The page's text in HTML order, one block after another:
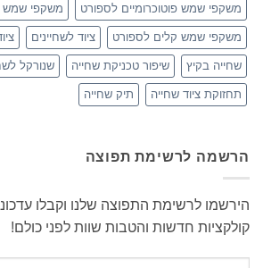
משקפי שמש פוטוכרומיים לספורט משקפי שמש
משקפי שמש קלים לספורט ציוד לשחיינים
שחייה בקיץ שיפור טכניקת שחייה שנורקל
תחזוקת ציוד שחייה תיק שחייה
הרשמה לרשימת תפוצה
הירשמו לרשימת התפוצה שלנו וקבלו
קולקציות חדשות והטבות שוות לפני כולם!